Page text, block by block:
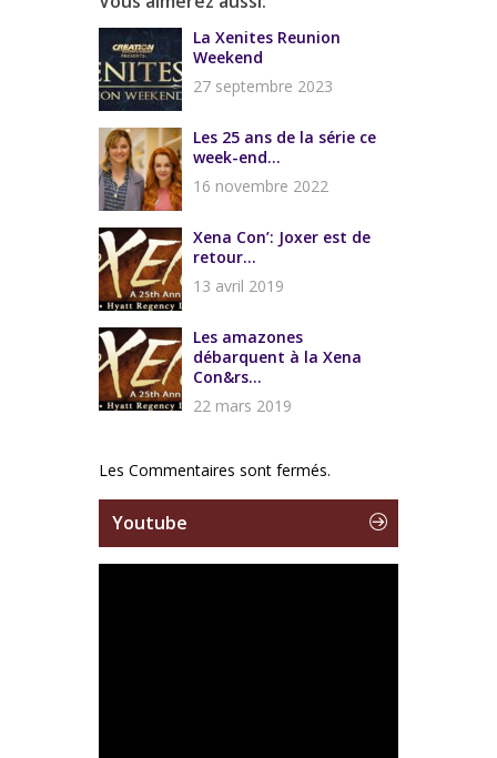
La Xenites Reunion
Weekend
27 septembre 2023
Les 25 ans de la série ce
week-end...
16 novembre 2022
Xena Con’: Joxer est de
retour...
13 avril 2019
Les amazones
débarquent à la Xena
Con&rs...
22 mars 2019
Les Commentaires sont fermés.
Youtube